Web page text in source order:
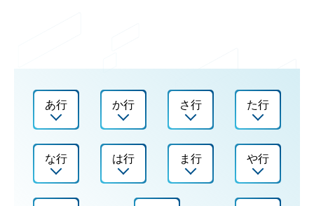
あ行 か行 さ行 た行
な行 は行 ま行 や行